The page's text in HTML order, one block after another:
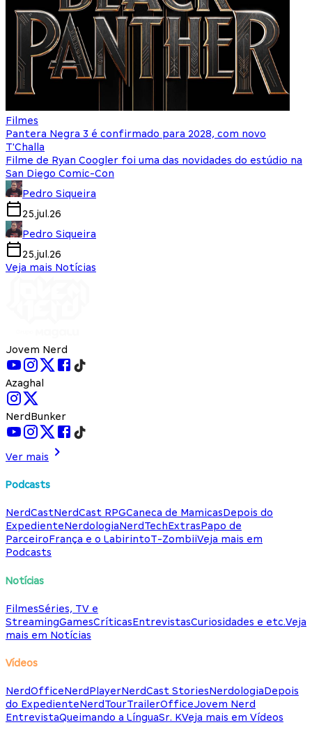
Filmes
Pantera Negra 3 é confirmado para 2028, com novo
T'Challa
Filme de Ryan Coogler foi uma das novidades do estúdio na
San Diego Comic-Con
Pedro Siqueira
25.jul.26
Pedro Siqueira
25.jul.26
Veja mais Notícias
Jovem Nerd
Azaghal
NerdBunker
Ver mais
Podcasts
NerdCastNerdCast RPGCaneca de MamicasDepois do
ExpedienteNerdologiaNerdTechExtrasPapo de
ParceiroFrança e o LabirintoT-ZombiiVeja mais em
Podcasts
Notícias
FilmesSéries, TV e
StreamingGamesCríticasEntrevistasCuriosidades e etc.Veja
mais em Notícias
Vídeos
NerdOfficeNerdPlayerNerdCast StoriesNerdologiaDepois
do ExpedienteNerdTourTrailerOfficeJovem Nerd
EntrevistaQueimando a LínguaSr. KVeja mais em Vídeos